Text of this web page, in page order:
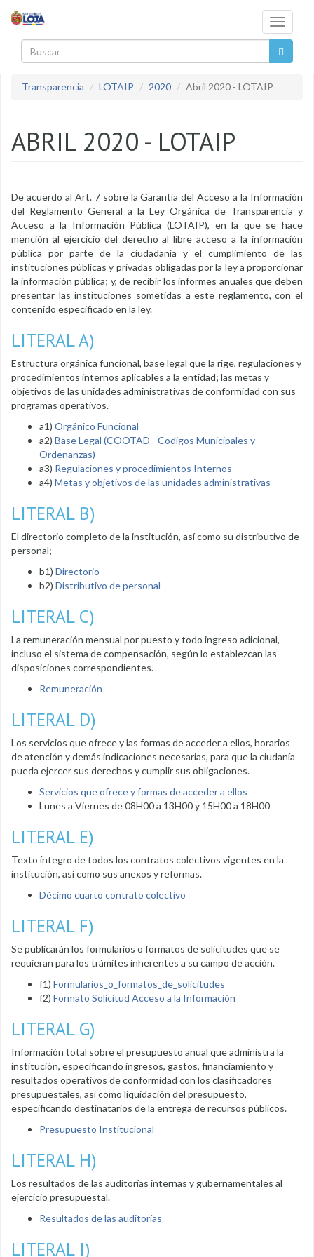
Toggle
Transparencia
LOTAIP 2020 Abril 2020 - LOTAIP
ABRIL 2020 - LOTAIP
De acuerdo al Art. 7 sobre la Garantía del Acceso a la Información
del Reglamento General a la Ley Orgánica de Transparencia y
Acceso a la Información Pública (LOTAIP), en la que se hace
mención al ejercicio del derecho al libre acceso a la información
pública por parte de la ciudadanía y el cumplimiento de las
instituciones públicas y privadas obligadas por la ley a proporcionar
la información pública; y, de recibir los informes anuales que deben
presentar las instituciones sometidas a este reglamento, con el
contenido especificado en la ley.
LITERAL A)
Estructura orgánica funcional, base legal que la rige, regulaciones y
procedimientos internos aplicables a la entidad; las metas y
objetivos de las unidades administrativas de conformidad con sus
programas operativos.
a1) Orgánico Funcional
a2) Base Legal (COOTAD - Codigos Municipales y
Ordenanzas)
a3) Regulaciones y procedimientos Internos
a4) Metas y objetivos de las unidades administrativas
LITERAL B)
El directorio completo de la institución, así como su distributivo de
personal;
b1) Directorio
b2) Distributivo de personal
LITERAL C)
La remuneración mensual por puesto y todo ingreso adicional,
incluso el sistema de compensación, según lo establezcan las
disposiciones correspondientes.
Remuneración
LITERAL D)
Los servicios que ofrece y las formas de acceder a ellos, horarios
de atención y demás indicaciones necesarias, para que la ciudanía
pueda ejercer sus derechos y cumplir sus obligaciones.
Servicios que ofrece y formas de acceder a ellos
Lunes a Viernes de 08H00 a 13H00 y 15H00 a 18H00
LITERAL E)
Texto íntegro de todos los contratos colectivos vigentes en la
institución, así como sus anexos y reformas.
Décimo cuarto contrato colectivo
LITERAL F)
Se publicarán los formularios o formatos de solicitudes que se
requieran para los trámites inherentes a su campo de acción.
f1) Formularios_o_formatos_de_solicitudes
f2) Formato Solicitud Acceso a la Información
LITERAL G)
Información total sobre el presupuesto anual que administra la
institución, especificando ingresos, gastos, financiamiento y
resultados operativos de conformidad con los clasificadores
presupuestales, así como liquidación del presupuesto,
especificando destinatarios de la entrega de recursos públicos.
Presupuesto Institucional
LITERAL H)
Los resultados de las auditorías internas y gubernamentales al
ejercicio presupuestal.
Resultados de las auditorías
LITERAL I)